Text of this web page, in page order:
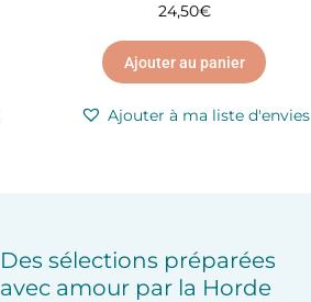
24,50€
Ajouter au panier
Ajouter à ma liste d'envies
Des sélections préparées
avec amour par la Horde